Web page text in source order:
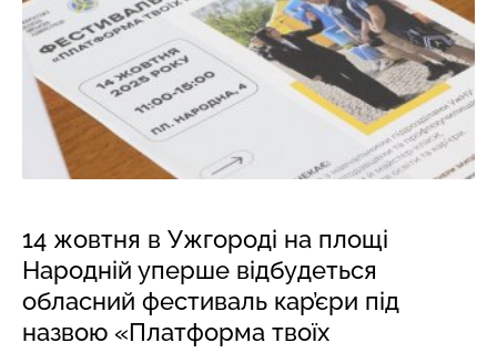
14 жовтня в Ужгороді на площі
Народній уперше відбудеться
обласний фестиваль кар’єри під
назвою «Платформа твоїх